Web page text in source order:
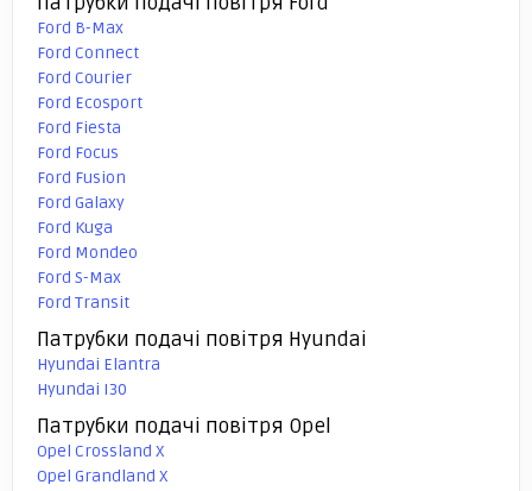
Ford B-Max
Ford Connect
Ford Courier
Ford Ecosport
Ford Fiesta
Ford Focus
Ford Fusion
Ford Galaxy
Ford Kuga
Ford Mondeo
Ford S-Max
Ford Transit
Патрубки подачі повітря Hyundai
Hyundai Elantra
Hyundai I30
Патрубки подачі повітря Opel
Opel Crossland X
Opel Grandland X